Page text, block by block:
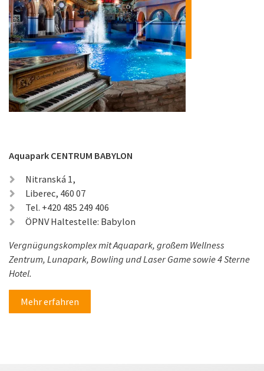
Aquapark CENTRUM BABYLON
Nitranská 1,
Liberec, 460 07
Tel. +420 485 249 406
ÖPNV Haltestelle: Babylon
Vergnügungskomplex mit Aquapark, großem Wellness
Zentrum, Lunapark, Bowling und Laser Game sowie 4 Sterne
Hotel.
Mehr erfahren